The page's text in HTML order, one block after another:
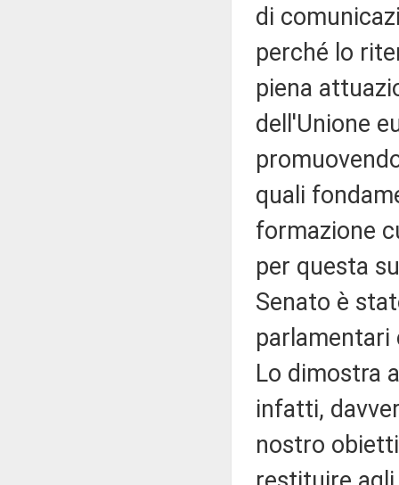
di
perché lo
piena
dell'Unione
quali
formazione
per questa
Senato è
Lo dimostra
infatti,
nostro